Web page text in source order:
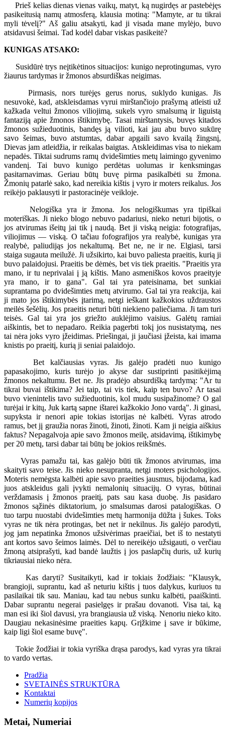
Prieš kelias dienas vienas vaikų, matyt, ką nugirdęs ar pastebėjęs
pasikeitusią namų atmosferą, klausia motiną: "Mamyte, ar tu tikrai
myli tėvelį?" Aš galiu atsakyti, kad ji visada mane mylėjo, buvo
atsidavusi šeimai. Tad kodėl dabar viskas pasikeitė?
KUNIGAS ATSAKO:
Susidūrė trys neįtikėtinos situacijos: kunigo neprotingumas, vyro
žiaurus tardymas ir žmonos absurdiškas neigimas.
Pirmasis, nors turėjęs gerus norus, suklydo kunigas. Jis
nesuvokė, kad, atskleisdamas vyrui mirštančiojo prašymą atleisti už
kažkada veltui žmonos viliojimą, sukels vyro smalsumą ir liguistą
fantaziją apie žmonos ištikimybę. Tasai mirštantysis, buvęs kitados
žmonos sužieduotinis, bandęs ją vilioti, kai jau abu buvo sukūrę
savo šeimas, buvo atstumtas, dabar apgaili savo kvailą žingsnį,
Dievas jam atleidžia, ir reikalas baigtas. Atskleidimas visa to niekam
nepadės. Tiktai sudrums ramų dvidešimties metų laimingo gyvenimo
vandenį. Tai buvo kunigo perdėtas uolumas ir kenksmingas
pasitarnavimas. Geriau būtų buvę pirma pasikalbėti su žmona.
Žmonių patarlė sako, kad nereikia kištis į vyro ir moters reikalus. Jos
reikėjo paklausyti ir pastoracinėje veikloje.
Nelogiška yra ir žmona. Jos nelogiškumas yra tipiškai
moteriškas. Ji nieko blogo nebuvo padariusi, nieko neturi bijotis, o
jos atvirumas išeitų jai tik į naudą. Bet ji viską neigia: fotografijas,
viliojimus — viską. O tačiau fofografijos yra realybė, kunigas yra
realybė, paliudijąs jos nekaltumą. Bet ne, ne ir ne. Elgiasi, tarsi
staiga sugauta meilužė. Ji užsikirto, kai buvo paliesta praeitis, kurią ji
buvo palaidojusi. Praeitis be dėmės, bet vis tiek praeitis. "Praeitis yra
mano, ir tu neprivalai į ją kištis. Mano asmeniškos kovos praeityje
yra mano, ir to gana". Gal tai yra pateisinama, bet sunkiai
suprantama po dvidešimties metų atvirumo. Gal tai yra reakcija, kai
ji mato jos ištikimybės įtarimą, netgi ieškant kažkokios uždraustos
meilės šešėlių. Jos praeitis neturi būti niekieno paliečiama. Ji tam turi
teisės. Gal tai yra jos griežto auklėjimo vaisius. Galėtų ramiai
aiškintis, bet to nepadaro. Reikia pagerbti tokį jos nusistatymą, nes
tai nėra joks vyro įžeidimas. Priešingai, ji jaučiasi įžeista, kai imama
knistis po praeitį, kurią ji seniai palaidojo.
Bet kalčiausias vyras. Jis galėjo pradėti nuo kunigo
papasakojimo, kuris turėjo jo akyse dar sustiprinti pasitikėjimą
žmonos nekaltumu. Bet ne. Jis pradėjo absurdišką tardymą: "Ar tu
tikrai buvai ištikima? Jei taip, tai vis tiek, kaip ten buvo? Ar tasai
buvo vienintelis tavo sužieduotinis, kol mudu susipažinome? O gal
turėjai ir kitų, Juk kartą sapne ištarei kažkokio Jono vardą". Ji ginasi,
supyksta ir nenori apie tokias istorijas nė kalbėti. Vyras atrodo
ramus, bet jį graužia noras žinoti, žinoti, žinoti. Kam ji neigia aiškius
faktus? Nepagalvoja apie savo žmonos meilę, atsidavimą, ištikimybę
per 20 metų, tarsi dabar tai būtų be jokios reikšmės.
Vyras pamažu tai, kas galėjo būti tik žmonos atvirumas, ima
skaityti savo teise. Jis nieko nesupranta, netgi moters psichologijos.
Moteris nemėgsta kalbėti apie savo praeities jausmus, bijodama, kad
juos atskleidus gali įvykti nemalonių situacijų. O vyras, būtinai
verždamasis į žmonos praeitį, pats sau kasa duobę. Jis pasidaro
žmonos sąžinės diktatorium, jo smalsumas darosi patalogiškas. O
tuo tarpu nuostabi dvidešimties metų harmonija dūžta į šukes. Toks
vyras ne tik nėra protingas, bet net ir nekilnus. Jis galėjo parodyti,
jog jam nepatinka žmonos užsivėrimas praeičiai, bet iš to nestatyti
ant kortos savo šeimos laimės. Dėl to nereikėjo užsigauti, o verčiau
žmoną atsiprašyti, kad bandė laužtis į jos paslapčių duris, už kurių
tikriausiai nieko nėra.
Kas daryti? Susitaikyti, kad ir tokiais žodžiais: "Klausyk,
brangioji, suprantu, kad aš neturiu kištis į tuos dalykus, kuriuos tu
pasilaikai tik sau. Maniau, kad tau nebus sunku kalbėti, paaiškinti.
Dabar suprantu negerai pasielgęs ir prašau dovanoti. Visa tai, ką
man esi iki šiol davusi, yra brangiausia už viską. Nenoriu nieko kito.
Daugiau nekasinėsime praeities kapų. Grįžkime į save ir būkime,
kaip ligi šiol esame buvę".
Tokie žodžiai ir tokia vyriška drąsa parodys, kad vyras yra tikrai
to vardo vertas.
Pradžia
SVETAINĖS STRUKTŪRA
Kontaktai
Numerių kopijos
Metai, Numeriai